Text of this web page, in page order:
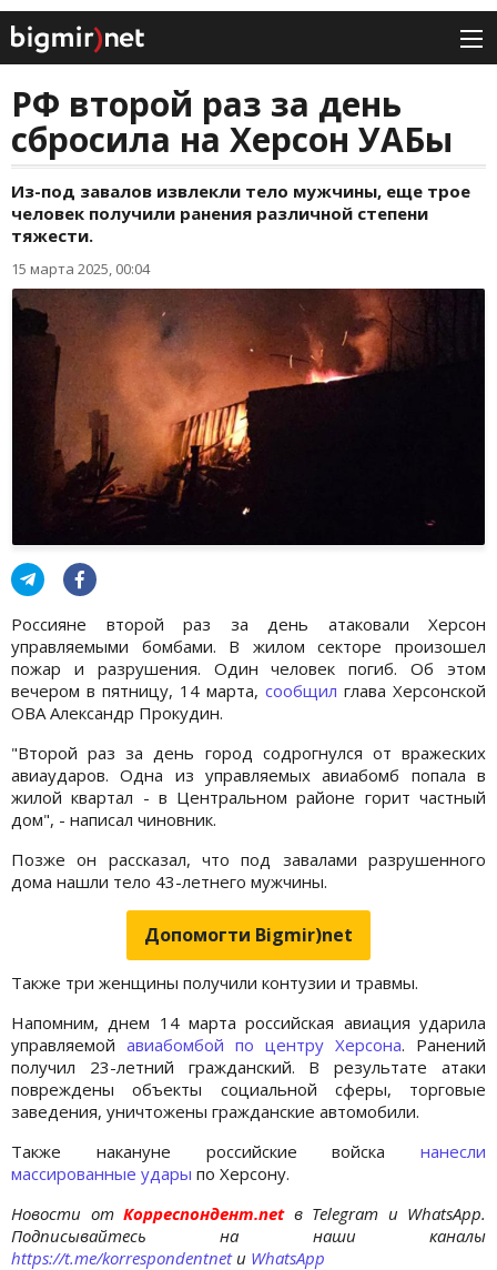
РФ второй раз за день
сбросила на Херсон УАБы
Из-под завалов извлекли тело мужчины, еще трое
человек получили ранения различной степени
тяжести.
15 марта 2025, 00:04
Россияне второй раз за день атаковали Херсон
управляемыми бомбами. В жилом секторе произошел
пожар и разрушения. Один человек погиб. Об этом
вечером в пятницу, 14 марта, сообщил глава Херсонской
ОВА Александр Прокудин.
"Второй раз за день город содрогнулся от вражеских
авиаударов. Одна из управляемых авиабомб попала в
жилой квартал - в Центральном районе горит частный
дом", - написал чиновник.
Позже он рассказал, что под завалами разрушенного
дома нашли тело 43-летнего мужчины.
Допомогти Bigmir)net
Также три женщины получили контузии и травмы.
Напомним, днем 14 марта российская авиация ударила
управляемой авиабомбой по центру Херсона. Ранений
получил 23-летний гражданский. В результате атаки
повреждены объекты социальной сферы, торговые
заведения, уничтожены гражданские автомобили.
Также накануне российские войска нанесли
массированные удары по Херсону.
Новости отКорреспондент.net в Telegram и WhatsApp.
Подписывайтесь на наши каналы
https://t.me/korrespondentnetи WhatsApp